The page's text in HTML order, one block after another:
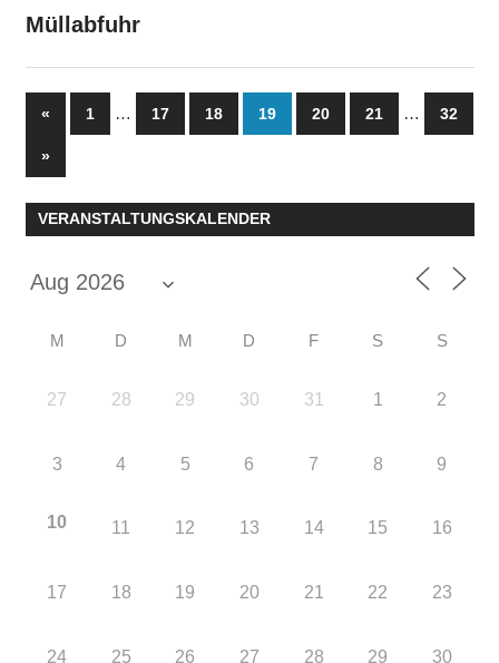
Müllabfuhr
Seitennummerierung
der
Beiträge
«Vorherige
Beiträge
1 … 17 18 19 20 21 … 32
Nächste
Beiträge
»
VERANSTALTUNGSKALENDER
M D M D F S S
27 28 29 30 31 1 2
3 4 5 6 7 8 9
10 11 12 13 14 15 16
17 18 19 20 21 22 23
24 25 26 27 28 29 30